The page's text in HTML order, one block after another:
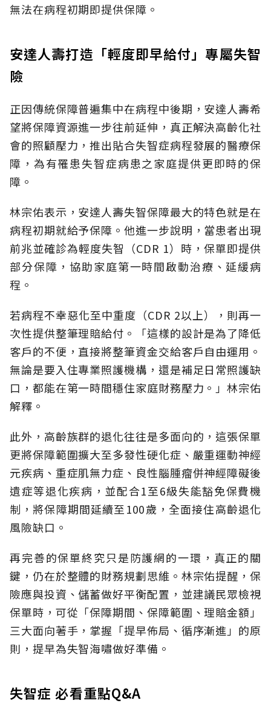
無法在病程初期即提供保障。
安達人壽打造「輕度即早給付」專屬失智
險
正因傳統保障普遍集中在病程中後期，安達人壽希
望將保障資源進一步往前延伸，真正解決高齡化社
會的照顧壓力，推出貼合失智症病程發展的醫療保
障，為有罹患失智症病患之家庭提供更即時的保
障。
林宗佑表示，安達人壽失智保障最大的特色就是在
病程初期就給予保障。他進一步說明，當患者出現
前兆並確診為輕度失智（CDR 1）時，保單即提供
部分保障，協助家庭第一時間啟動治療、延緩病
程。
若病程不幸惡化至中重度（CDR 2以上），則再一
次性提供整筆理賠給付。「這樣的設計是為了降低
客戶的不便，直接將整筆資金交給客戶自由運用。
無論是要入住專業照護機構，還是補足日常照護缺
口，都能在第一時間穩住家庭財務壓力。」林宗佑
解釋。
此外，高齡族群的退化往往是多面向的，這張保單
更將保障範圍擴大至多發性硬化症、嚴重運動神經
元疾病、重症肌無力症、良性腦腫瘤併神經障礙後
遺症等退化疾病，並配合1至6級失能豁免保費機
制，將保障期間延續至100歲，全面接住高齡退化
風險缺口。
再完善的保單終究只是防護網的一環，真正的關
鍵，仍在於整體的財務規劃思維。 林宗佑提醒，保
險應與投資、儲蓄做好平衡配置，並建議民眾檢視
保單時，可從「保障期間、保障範圍、理賠金額」
三大面向著手，掌握「提早佈局、循序漸進」的原
則，提早為失智海嘯做好準備。
失智症 必看重點Q&A